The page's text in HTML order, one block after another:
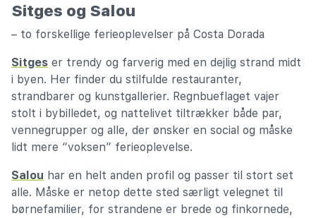
Sitges og Salou
– to forskellige ferieoplevelser på Costa Dorada
Sitges er trendy og farverig med en dejlig strand midt
i byen. Her finder du stilfulde restauranter,
strandbarer og kunstgallerier. Regnbueflaget vajer
stolt i bybilledet, og nattelivet tiltrækker både par,
vennegrupper og alle, der ønsker en social og måske
lidt mere “voksen” ferieoplevelse.
Salou har en helt anden profil og passer til stort set
alle. Måske er netop dette sted særligt velegnet til
børnefamilier, for strandene er brede og finkornede,